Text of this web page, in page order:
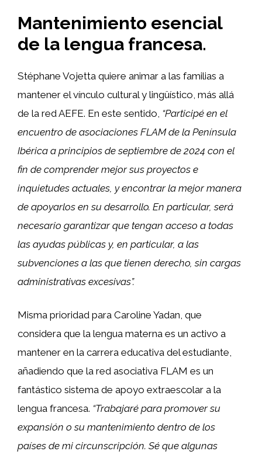
Mantenimiento esencial
de la lengua francesa.
Stéphane Vojetta quiere animar a las familias a
mantener el vínculo cultural y lingüístico, más allá
de la red AEFE. En este sentido, “Participé en el
encuentro de asociaciones FLAM de la Península
Ibérica a principios de septiembre de 2024 con el
fin de comprender mejor sus proyectos e
inquietudes actuales, y encontrar la mejor manera
de apoyarlos en su desarrollo. En particular, será
necesario garantizar que tengan acceso a todas
las ayudas públicas y, en particular, a las
subvenciones a las que tienen derecho, sin cargas
administrativas excesivas”.
Misma prioridad para Caroline Yadan, que
considera que la lengua materna es un activo a
mantener en la carrera educativa del estudiante,
añadiendo que la red asociativa FLAM es un
fantástico sistema de apoyo extraescolar a la
lengua francesa. “Trabajaré para promover su
expansión o su mantenimiento dentro de los
países de mi circunscripción. Sé que algunas